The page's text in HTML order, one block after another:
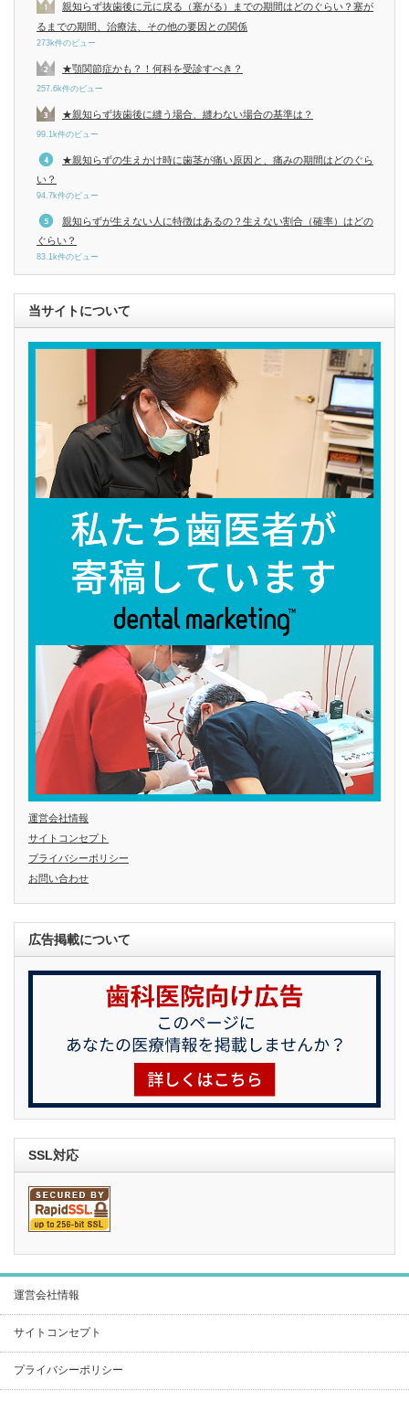
親知らず抜歯後に元に戻る（塞がる）までの期間はどのぐらい？塞が
るまでの期間、治療法、その他の要因との関係
273k件のビュー
★顎関節症かも？！何科を受診すべき？
257.6k件のビュー
★親知らず抜歯後に縫う場合、縫わない場合の基準は？
99.1k件のビュー
★親知らずの生えかけ時に歯茎が痛い原因と、痛みの期間はどのぐら
い？
94.7k件のビュー
親知らずが生えない人に特徴はあるの？生えない割合（確率）はどの
ぐらい？
83.1k件のビュー
当サイトについて
運営会社情報
サイトコンセプト
プライバシーポリシー
お問い合わせ
広告掲載について
SSL対応
運営会社情報
サイトコンセプト
プライバシーポリシー